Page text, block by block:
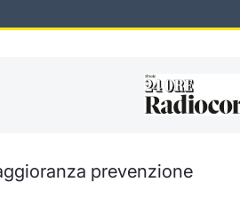
prevenzione